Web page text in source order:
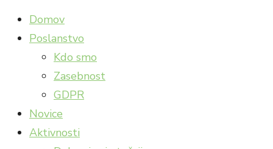
Domov
Poslanstvo
Kdo smo
Zasebnost
GDPR
Novice
Aktivnosti